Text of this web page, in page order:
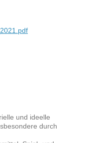
und ideelle
durch